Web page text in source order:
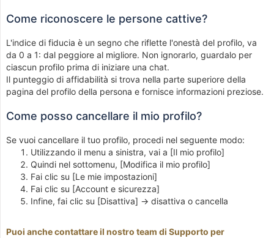
Come riconoscere le persone cattive?
L'indice di fiducia è un segno che riflette l'onestà del profilo, va
da 0 a 1: dal peggiore al migliore. Non ignorarlo, guardalo per
ciascun profilo prima di iniziare una chat.
Il punteggio di affidabilità si trova nella parte superiore della
pagina del profilo della persona e fornisce informazioni preziose.
Come posso cancellare il mio profilo?
Se vuoi cancellare il tuo profilo, procedi nel seguente modo:
Utilizzando il menu a sinistra, vai a [Il mio profilo]
Quindi nel sottomenu, [Modifica il mio profilo]
Fai clic su [Le mie impostazioni]
Fai clic su [Account e sicurezza]
Infine, fai clic su [Disattiva] -> disattiva o cancella
Puoi anche contattare il nostro team di Supporto per